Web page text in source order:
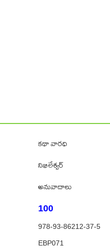
కథా వారధి
నిఖిలేశ్వర్
అనువాదాలు
100
978-93-86212-37-5
EBP071